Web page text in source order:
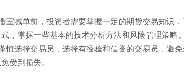
室喊单前，投资者需要掌握一定的期货交易知识
，掌握一些基本的技术分析方法和风险管理策略
慎选择交易员，选择有经验和信誉的交易员，避
受到损失。